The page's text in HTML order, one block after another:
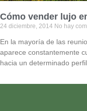
Cómo vender lujo
24 diciembre, 2014 No hay
En la mayoría de las
aparece constantemente
hacia un determinado